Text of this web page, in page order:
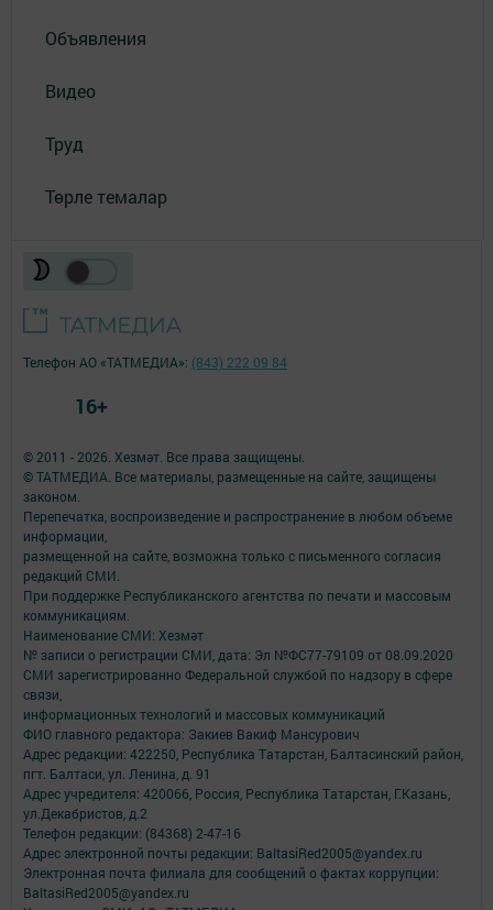
Объявления
Видео
Труд
Төрле темалар
© 2011 - 2026. Хезмәт. Все права защищены.
© ТАТМЕДИА. Все материалы, размещенные на сайте, защищены
законом.
Перепечатка, воспроизведение и распространение в любом объеме
информации,
размещенной на сайте, возможна только с письменного согласия
редакций СМИ.
При поддержке Республиканского агентства по печати и массовым
коммуникациям.
Наименование СМИ: Хезмәт
№ записи о регистрации СМИ, дата: Эл №ФС77-79109 от 08.09.2020
СМИ зарегистрированно Федеральной службой по надзору в сфере
связи,
информационных технологий и массовых коммуникаций
ФИО главного редактора: Закиев Вакиф Мансурович
Адрес редакции: 422250, Республика Татарстан, Балтасинский район,
пгт. Балтаси, ул. Ленина, д. 91
Адрес учредителя: 420066, Россия, Республика Татарстан, Г.Казань,
ул.Декабристов, д.2
Телефон редакции: (84368) 2-47-16
Адрес электронной почты редакции: BaltasiRed2005@yandex.ru
Электронная почта филиала для сообщений о фактах коррупции:
BaltasiRed2005@yandex.ru
Телефон АО «ТАТМЕДИА»: (843) 222 09 84
16+